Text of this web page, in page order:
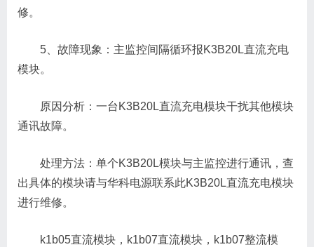
修。
5、故障现象：主监控间隔循环报K3B20L直流充电
模块。
原因分析：一台K3B20L直流充电模块干扰其他模块
通讯故障。
处理方法：单个K3B20L模块与主监控进行通讯，查
出具体的模块请与华科电源联系此K3B20L直流充电模块
进行维修。
k1b05直流模块，k1b07直流模块，k1b07整流模